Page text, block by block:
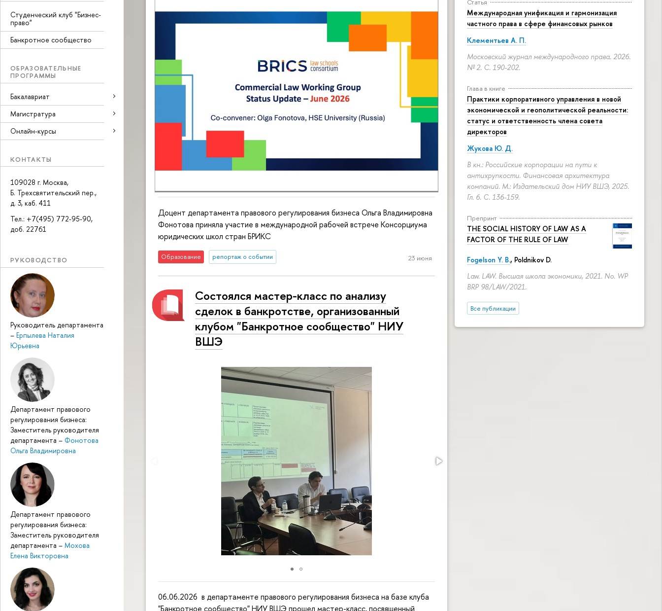
Студенческий клуб "Бизнес-
право"
Банкротное сообщество
ОБРАЗОВАТЕЛЬНЫЕ
ПРОГРАММЫ
Бакалавриат
Магистратура
Онлайн-курсы
КОНТАКТЫ
109028 г. Москва,
Б. Трехсвятительский пер.,
д. 3, каб. 411
Тел.: +7(495) 772-95-90,
доб. 22761
РУКОВОДСТВО
Руководитель департамента
– Ерпылева Наталия
Юрьевна
Департамент правового
регулирования бизнеса:
Заместитель руководителя
департамента – Фонотова
Ольга Владимировна
Департамент правового
регулирования бизнеса:
Заместитель руководителя
департамента – Мохова
Елена Викторовна
Статья
Международная унификация и гармонизация
частного права в сфере финансовых рынков
Клементьев А. П.
Московский журнал международного права. 2026.
№ 2. С. 190-202.
Глава в книге
Практики корпоративного управления в новой
экономической и геополитической реальности:
статус и ответственность члена совета
директоров
Жукова Ю. Д.
В кн.: Российские корпорации на пути к
антихрупкости. Финансовая архитектура
компаний. М.: Издательский дом НИУ ВШЭ, 2025.
Гл. 6. С. 136-159.
Препринт
THE SOCIAL HISTORY OF LAW AS A
FACTOR OF THE RULE OF LAW
Fogelson Y. B., Poldnikov D.
Law. LAW. Высшая школа экономики, 2021. No. WP
BRP 98/LAW/2021.
Все публикации
Доцент департамента правового регулирования бизнеса Ольга Владимировна
Фонотова приняла участие в международной рабочей встрече Консорциума
юридических школ стран БРИКС
Образование репортаж о событии 23 июня
Состоялся мастер-класс по анализу
сделок в банкротстве, организованный
клубом "Банкротное сообщество" НИУ
ВШЭ
06.06.2026 в департаменте правового регулирования бизнеса на базе клуба
"Банкротное сообщество" НИУ ВШЭ прошел мастер-класс, посвященный